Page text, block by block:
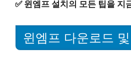
✅ 윈엠프 설치의 모든 팁을 지
윈엠프 다운로드